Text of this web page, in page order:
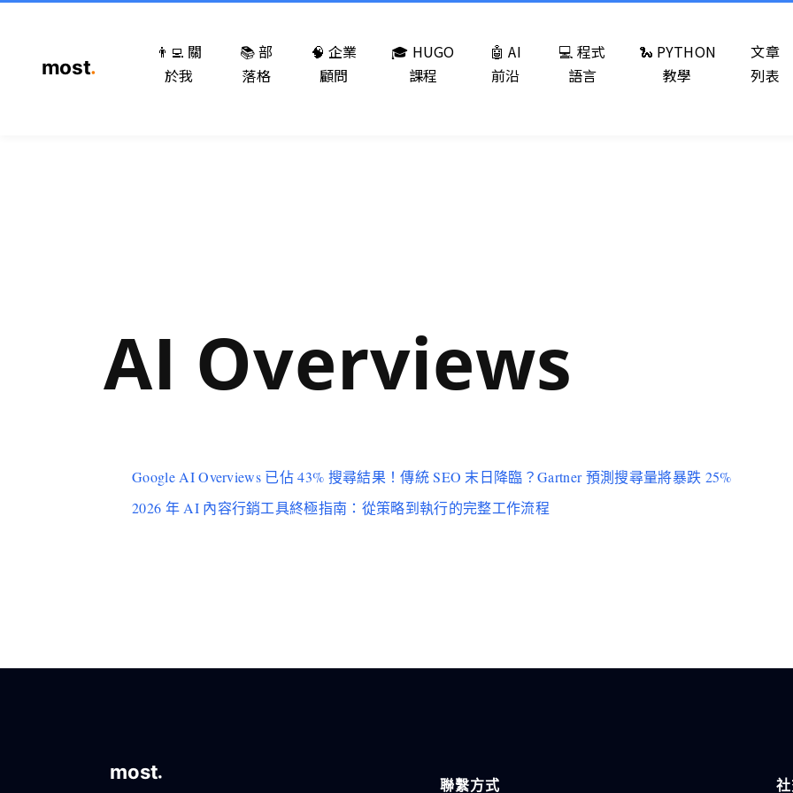
👨‍💻 關
於我
📚 部
落格
🧠 企業
顧問
🎓 HUGO
課程
🤖 AI
前沿
💻 程式
語言
🐍 PYTHON
教學
文章
列表
AI Overviews
Google AI Overviews 已佔 43% 搜尋結果！傳統 SEO 末日降臨？Gartner 預測搜尋量將暴跌 25%
2026 年 AI 內容行銷工具終極指南：從策略到執行的完整工作流程
聯繫方式